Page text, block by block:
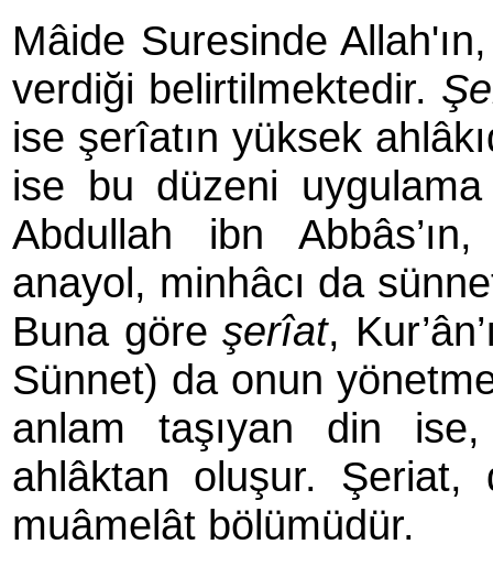
Mâide Suresinde
verdiği belirtilmektedir.
ise şerîatın yüksek
ise bu düzeni
Abdullah ibn Abbâs’ın,
anayol, minhâcı da
Buna göreşerîat,
Sünnet) da onun
anlam taşıyan din
ahlâktan oluşur. Şeriat,
muâmelât bö­lü­müdür.